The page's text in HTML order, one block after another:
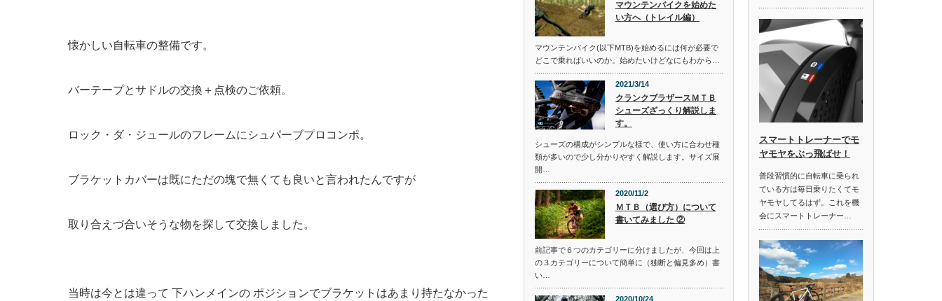
懐かしい自転車の整備です。
バーテープとサドルの交換＋点検のご依頼。
ロック・ダ・ジュールのフレームにシュパーブプロコンポ。
ブラケットカバーは既にただの塊で無くても良いと言われたんですが
取り合えづ合いそうな物を探して交換しました。
当時は今とは違って 下ハンメインの ポジションでブラケットはあまり持たなかった
マウンテンバイクを始めた
い方へ（トレイル編）
マウンテンバイク(以下MTB)を始めるには何が必要で
どこで乗ればいいのか。始めたいけどなにもわから…
2021/3/14
クランクブラザースＭＴＢ
シューズざっくり解説しま
す。
シューズの構成がシンプルな様で、使い方に合わせ種
類が多いので少し分かりやすく解説します。サイズ展
開…
2020/11/2
ＭＴＢ（選び方）について
書いてみました ②
前記事で６つのカテゴリーに分けましたが、今回は上
の３カテゴリーについて簡単に（独断と偏見多め）書
い…
2020/10/24
スマートトレーナーでモ
ヤモヤをぶっ飛ばせ！
普段習慣的に自転車に乗られ
ている方は毎日乗りたくてモ
ヤモヤしてるはず。これを機
会にスマートトレーナー…